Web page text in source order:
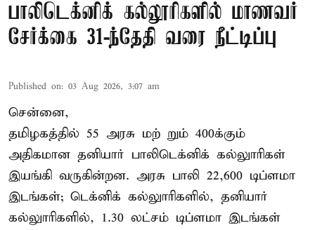
பாலிடெக்னிக் கல்லூரிகளில் மாணவர்
சேர்க்கை 31-ந்தேதி வரை நீட்டிப்பு
Published on: 03 Aug 2026, 3:07 am
சென்னை,
தமிழகத்தில் 55 அரசு மற் றும் 400க்கும்
அதிகமான தனியார் பாலிடெக்னிக் கல்லுாரிகள்
இயங்கி வருகின்றன. அரசு பாலி 22,600 டிப்ளமா
இடங்கள்; டெக்னிக் கல்லுாரிகளில், தனியார்
கல்லுாரிகளில், 1.30 லட்சம் டிப்ளமா இடங்கள்